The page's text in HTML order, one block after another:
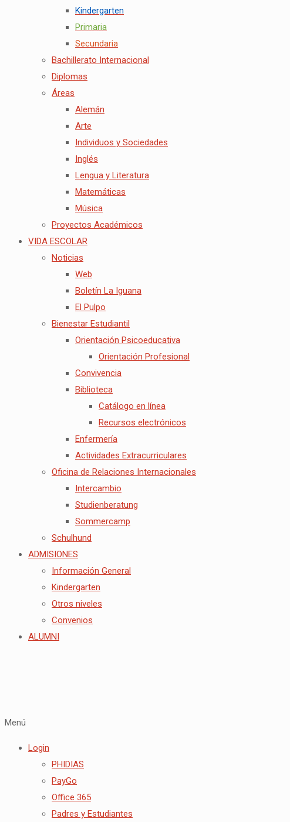
Kindergarten
Primaria
Secundaria
Bachillerato Internacional
Diplomas
Áreas
Alemán
Arte
Individuos y Sociedades
Inglés
Lengua y Literatura
Matemáticas
Música
Proyectos Académicos
VIDA ESCOLAR
Noticias
Web
Boletín La Iguana
El Pulpo
Bienestar Estudiantil
Orientación Psicoeducativa
Orientación Profesional
Convivencia
Biblioteca
Catálogo en línea
Recursos electrónicos
Enfermería
Actividades Extracurriculares
Oficina de Relaciones Internacionales
Intercambio
Studienberatung
Sommercamp
Schulhund
ADMISIONES
Información General
Kindergarten
Otros niveles
Convenios
ALUMNI
Menú
Login
PHIDIAS
PayGo
Office 365
Padres y Estudiantes